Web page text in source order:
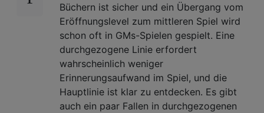
Büchern ist sicher und ein Übergang vom
Eröffnungslevel zum mittleren Spiel wird
schon oft in GMs-Spielen gespielt. Eine
durchgezogene Linie erfordert
wahrscheinlich weniger
Erinnerungsaufwand im Spiel, und die
Hauptlinie ist klar zu entdecken. Es gibt
auch ein paar Fallen in durchgezogenen